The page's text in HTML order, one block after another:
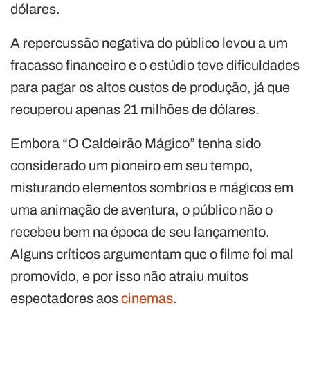
dólares.
A repercussão negativa do público levou a um
fracasso financeiro e o estúdio teve dificuldades
para pagar os altos custos de produção, já que
recuperou apenas 21 milhões de dólares.
Embora “O Caldeirão Mágico” tenha sido
considerado um pioneiro em seu tempo,
misturando elementos sombrios e mágicos em
uma animação de aventura, o público não o
recebeu bem na época de seu lançamento.
Alguns críticos argumentam que o filme foi mal
promovido, e por isso não atraiu muitos
espectadores aoscinemas.